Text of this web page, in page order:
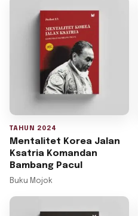
TAHUN 2024
Mentalitet Korea Jalan
Ksatria Komandan
Bambang Pacul
Buku Mojok